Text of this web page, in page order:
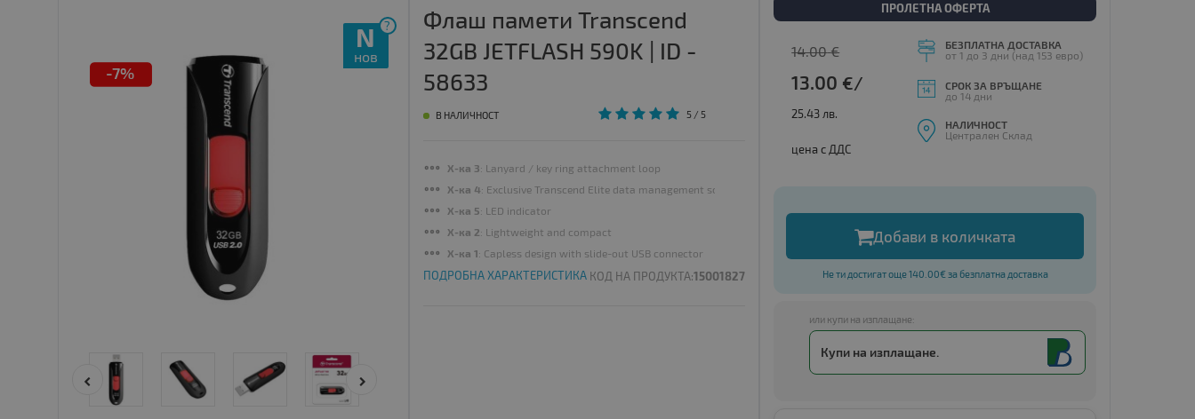
?
N
нов
-7%
Флаш памети Transcend
32GB JETFLASH 590K | ID -
58633
В НАЛИЧНОСТ 5 / 5
Х-ка 3: Lanyard / key ring attachment loop
Х-ка 4: Exclusive Transcend Elite data management software
Х-ка 5: LED indicator
Х-ка 2: Lightweight and compact
Х-ка 1: Capless design with slide-out USB connector
ПОДРОБНА ХАРАКТЕРИСТИКА КОД НА ПРОДУКТА:15001827
ПРОЛЕТНА ОФЕРТА
14.00 €
13.00 €/
25.43 лв.
цена с ДДС
БЕЗПЛАТНА ДОСТАВКА
от 1 до 3 дни (над 153 евро)
СРОК ЗА ВРЪЩАНЕ
до 14 дни
НАЛИЧНОСТ
Централен Склад
Добави в количката
Не ти достигат още 140.00€ за безплатна доставка
или купи на изплащане:
Купи на изплащане.